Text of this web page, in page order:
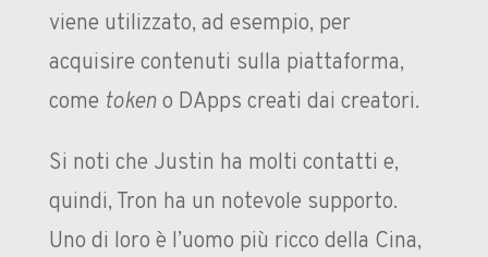
viene utilizzato, ad esempio, per
acquisire contenuti sulla piattaforma,
come tokeno DApps creati dai creatori.
Si noti che Justin ha molti contatti e,
quindi, Tron ha un notevole supporto.
Uno di loro è l’uomo più ricco della Cina,